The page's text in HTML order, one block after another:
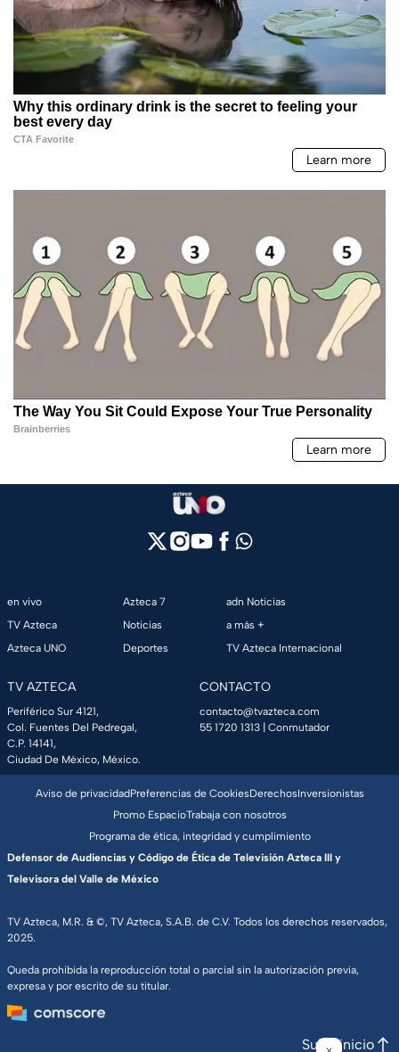
en vivo
TV Azteca
Azteca UNO
Azteca 7
Noticias
Deportes
adn Noticias
a más +
TV Azteca Internacional
TV AZTECA
Periférico Sur 4121,
Col. Fuentes Del Pedregal,
C.P. 14141,
Ciudad De México, México.
CONTACTO
contacto@tvazteca.com
55 1720 1313 | Conmutador
TV Azteca, M.R. & ©, TV Azteca, S.A.B. de C.V. Todos los derechos reservados,
2025.
Queda prohibida la reproducción total o parcial sin la autorización previa,
expresa y por escrito de su titular.
Aviso de privacidadPreferencias de CookiesDerechosInversionistas
Promo EspacioTrabaja con nosotros
Programa de ética, integridad y cumplimiento
Defensor de Audiencias y Código de Ética de Televisión Azteca III y
Televisora del Valle de México
Subir inicio